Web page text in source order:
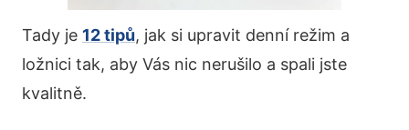
Tady je 12 tipů, jak si upravit denní režim a
ložnici tak, aby Vás nic nerušilo a spali jste
kvalitně.